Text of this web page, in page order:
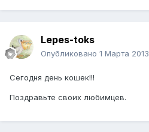
Lepes-toks
Опубликовано 1 Марта 2013
Сегодня день кошек!!!
Поздравьте своих любимцев.